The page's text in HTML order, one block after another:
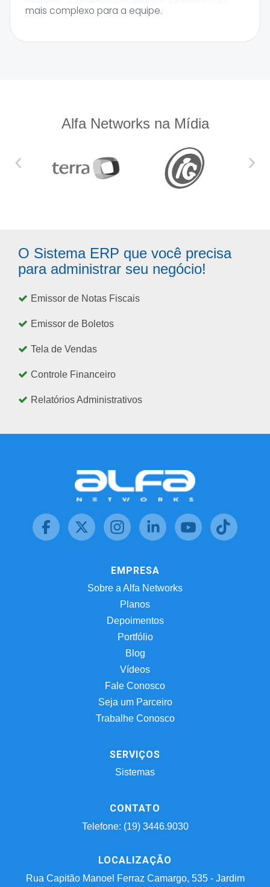
mais complexo para a equipe.
Alfa Networks na Mídia
‹ ›
O Sistema ERP que você precisa
para administrar seu negócio!
Emissor de Notas Fiscais
Emissor de Boletos
Tela de Vendas
Controle Financeiro
Relatórios Administrativos
EMPRESA
Sobre a Alfa Networks
Planos
Depoimentos
Portfólio
Blog
Vídeos
Fale Conosco
Seja um Parceiro
Trabalhe Conosco
SERVIÇOS
Sistemas
CONTATO
Telefone: (19) 3446.9030
LOCALIZAÇÃO
Rua Capitão Manoel Ferraz Camargo, 535 - Jardim